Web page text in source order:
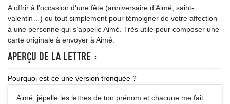
A offrir à l’occasion d’une fête (anniversaire d’Aimé, saint-
valentin…) ou tout simplement pour témoigner de votre affection
à une personne qui s’appelle Aimé. Très utile pour composer une
carte originale à envoyer à Aimé.
APERÇU DE LA LETTRE :
Pourquoi est-ce une version tronquée ?
Aimé, jépelle les lettres de ton prénom et chacune me fait